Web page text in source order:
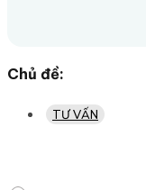
Chủ đề:
TƯ VẤN